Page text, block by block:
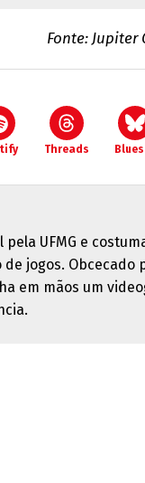
Fonte: Jupiter
Threads
UFMG e
jogos. Obcecado
em mãos um